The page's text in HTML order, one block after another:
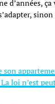
d’années,
son
loi n’est